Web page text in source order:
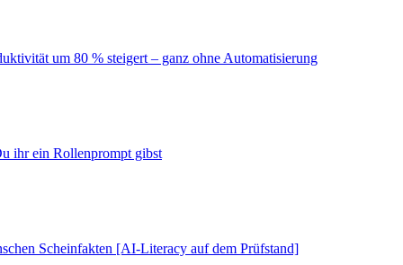
um 80 % steigert – ganz ohne Automatisierung
ihr ein Rollenprompt gibst
Scheinfakten [AI-Literacy auf dem Prüfstand]